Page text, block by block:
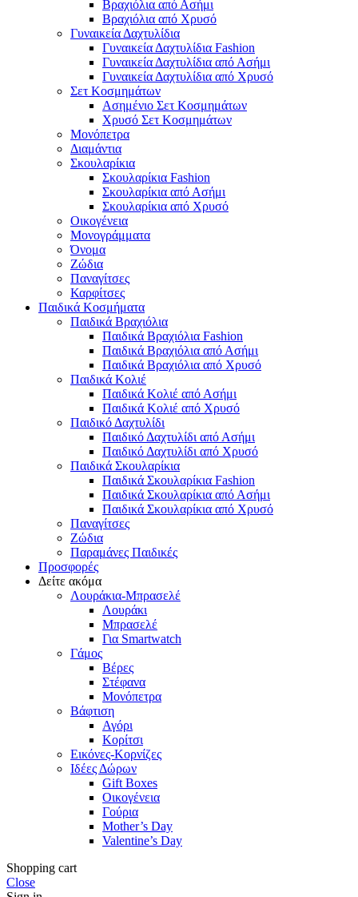
Βραχιόλια από Ασήμι
Βραχιόλια από Χρυσό
Γυναικεία Δαχτυλίδια
Γυναικεία Δαχτυλίδια Fashion
Γυναικεία Δαχτυλίδια από Ασήμι
Γυναικεία Δαχτυλίδια από Χρυσό
Σετ Κοσμημάτων
Ασημένιο Σετ Κοσμημάτων
Χρυσό Σετ Κοσμημάτων
Μονόπετρα
Διαμάντια
Σκουλαρίκια
Σκουλαρίκια Fashion
Σκουλαρίκια από Ασήμι
Σκουλαρίκια από Χρυσό
Οικογένεια
Μονογράμματα
Όνομα
Ζώδια
Παναγίτσες
Καρφίτσες
Παιδικά Κοσμήματα
Παιδικά Βραχιόλια
Παιδικά Βραχιόλια Fashion
Παιδικά Βραχιόλια από Ασήμι
Παιδικά Βραχιόλια από Χρυσό
Παιδικά Κολιέ
Παιδικά Κολιέ από Ασήμι
Παιδικά Κολιέ από Χρυσό
Παιδικό Δαχτυλίδι
Παιδικό Δαχτυλίδι από Ασήμι
Παιδικό Δαχτυλίδι από Χρυσό
Παιδικά Σκουλαρίκια
Παιδικά Σκουλαρίκια Fashion
Παιδικά Σκουλαρίκια από Ασήμι
Παιδικά Σκουλαρίκια από Χρυσό
Παναγίτσες
Ζώδια
Παραμάνες Παιδικές
Προσφορές
Δείτε ακόμα
Λουράκια-Μπρασελέ
Λουράκι
Μπρασελέ
Για Smartwatch
Γάμος
Βέρες
Στέφανα
Μονόπετρα
Βάφτιση
Αγόρι
Κορίτσι
Εικόνες-Κορνίζες
Ιδέες Δώρων
Gift Boxes
Οικογένεια
Γούρια
Mother’s Day
Valentine’s Day
Shopping cart
Close